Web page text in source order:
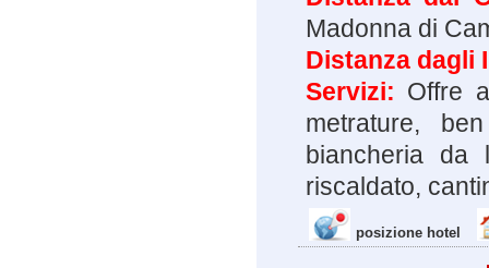
Madonna di
Distanza dagli
Servizi: Offre
metrature,
biancheria da
riscaldato,
posizione hotel